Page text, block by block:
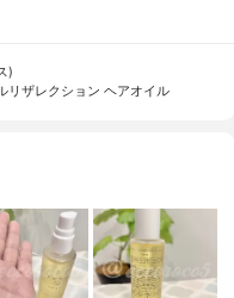
)
リザレクション ヘアオイル